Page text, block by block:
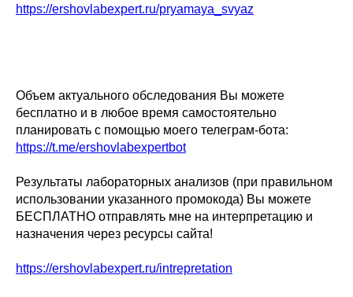
https://ershovlabexpert.ru/pryamaya_svyaz
Объем актуального обследования Вы можете
бесплатно и в любое время самостоятельно
планировать с помощью моего телеграм-бота:
https://t.me/ershovlabexpertbot
Результаты лабораторных анализов (при правильном
использовании указанного промокода) Вы можете
БЕСПЛАТНО отправлять мне на интерпретацию и
назначения через ресурсы сайта!
https://ershovlabexpert.ru/intrepretation